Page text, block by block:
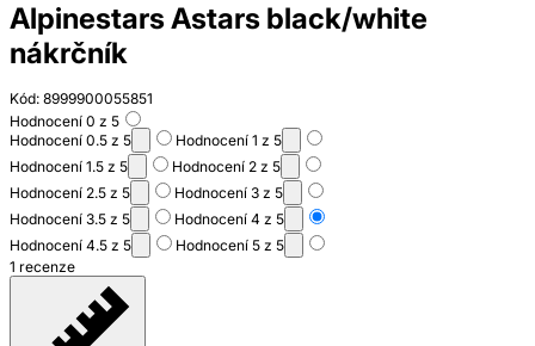
Alpinestars Astars black/white
nákrčník
Kód: 8999900055851
Hodnocení 0 z 5
Hodnocení 0.5 z 5
Hodnocení 1 z 5
Hodnocení 1.5 z 5
Hodnocení 2 z 5
Hodnocení 2.5 z 5
Hodnocení 3 z 5
Hodnocení 3.5 z 5
Hodnocení 4 z 5
Hodnocení 4.5 z 5
Hodnocení 5 z 5
1 recenze